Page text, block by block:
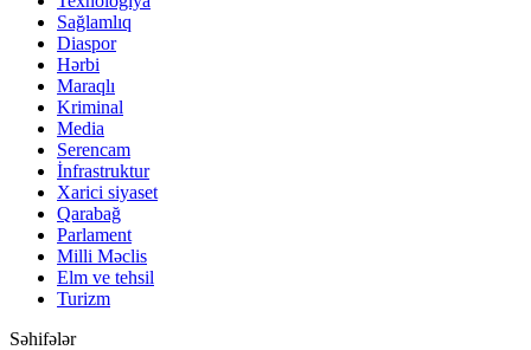
Sağlamlıq
Diaspor
Hərbi
Maraqlı
Kriminal
Media
Serencam
İnfrastruktur
Xarici siyaset
Qarabağ
Parlament
Milli Məclis
Elm ve tehsil
Turizm
Səhifələr